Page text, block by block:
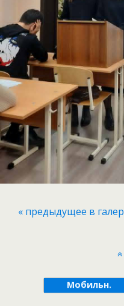
« предыдущее в
Мобильн.